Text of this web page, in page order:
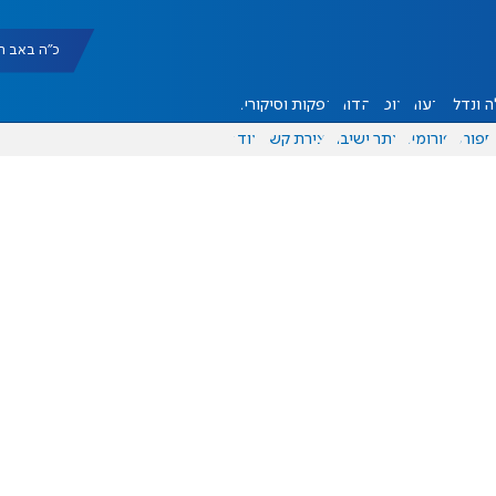
כ"ה באב תשפ"ו
ונדל"ן דעות אוכל יהדות הפקות וסיקורים
ספורט פורומים אתר ישיבה יצירת קשר עוד